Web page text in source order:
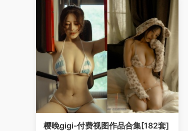
樱晚gigi-付费视图作品合集[182套]